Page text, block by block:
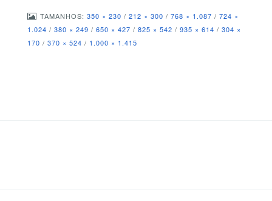
TAMANHOS: 350 × 230 / 212 × 300 / 768 × 1.087 / 724 ×
1.024 / 380 × 249 / 650 × 427 / 825 × 542 / 935 × 614 / 304 ×
170 / 370 × 524 / 1.000 × 1.415